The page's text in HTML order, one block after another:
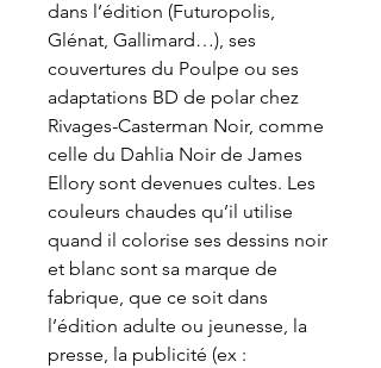
dans l’édition (Futuropolis,
Glénat, Gallimard…), ses
couvertures du Poulpe ou ses
adaptations BD de polar chez
Rivages-Casterman Noir, comme
celle du Dahlia Noir de James
Ellory sont devenues cultes. Les
couleurs chaudes qu’il utilise
quand il colorise ses dessins noir
et blanc sont sa marque de
fabrique, que ce soit dans
l’édition adulte ou jeunesse, la
presse, la publicité (ex :